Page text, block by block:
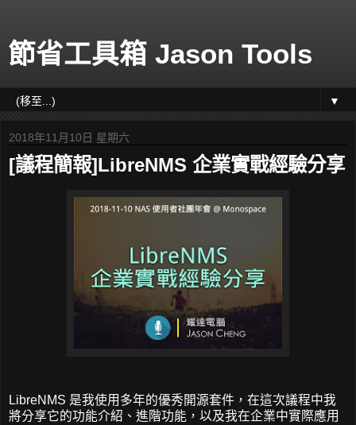
節省工具箱 Jason Tools
▼
2018年11月10日 星期六
[議程簡報]LibreNMS 企業實戰經驗分享
LibreNMS 是我使用多年的優秀開源套件，在這次議程中我
將分享它的功能介紹、進階功能，以及我在企業中實際應用